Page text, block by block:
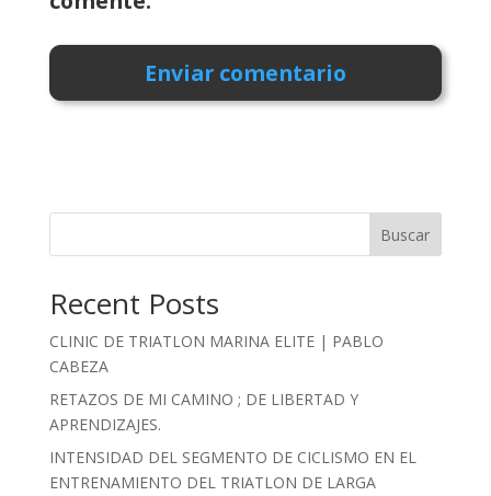
Buscar
Recent Posts
CLINIC DE TRIATLON MARINA ELITE | PABLO
CABEZA
RETAZOS DE MI CAMINO ; DE LIBERTAD Y
APRENDIZAJES.
INTENSIDAD DEL SEGMENTO DE CICLISMO EN EL
ENTRENAMIENTO DEL TRIATLON DE LARGA